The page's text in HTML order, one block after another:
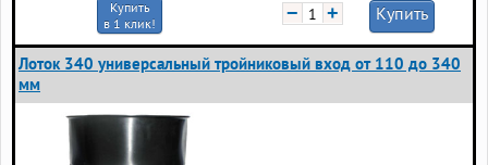
Купить
в 1 клик!
− + Купить
Лоток 340 универсальный тройниковый вход от 110 до 340
мм